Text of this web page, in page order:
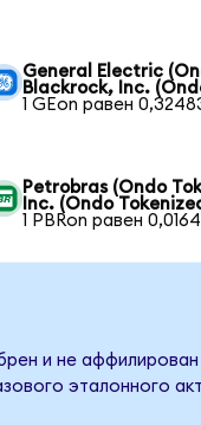
General Electric
Blackrock, Inc.
1 GEon равен
Petrobras (Ondo
Inc. (Ondo
1 PBRon равен
и не
эталонного